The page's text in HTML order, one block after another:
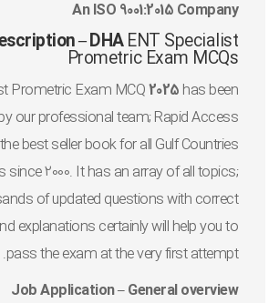
An ISO 9001:2015 Company
– DHAENT Specialist
Prometric Exam MCQs
Prometric Exam MCQ2025 has been
our professional team; Rapid Access
best seller book for all Gulf Countries
since 2000. It has an array of all topics;
of updated questions with correct
explanations certainly will help you to
pass the exam at the very first attempt.
Job Application – General overview